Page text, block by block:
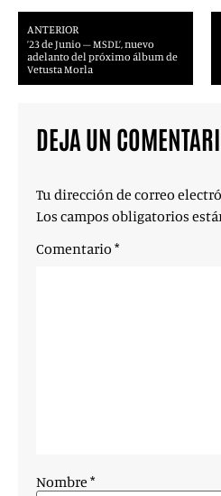
ANTERIOR
’23 de Junio – MSDL’, nuevo
adelanto del próximo álbum de
Vetusta Morla
DEJA UN
Tu dirección de correo
Los campos obligatorios
Comentario *
Nombre *